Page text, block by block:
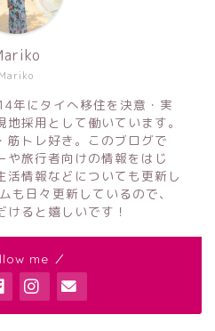
Mariko
年にタイへ移住を決意・実
採用として働いています。
筋トレ好き。このブログで
や旅行者向けの情報をはじ
活情報などについても更新し
も日々更新しているので、
ると嬉しいです！
me ／